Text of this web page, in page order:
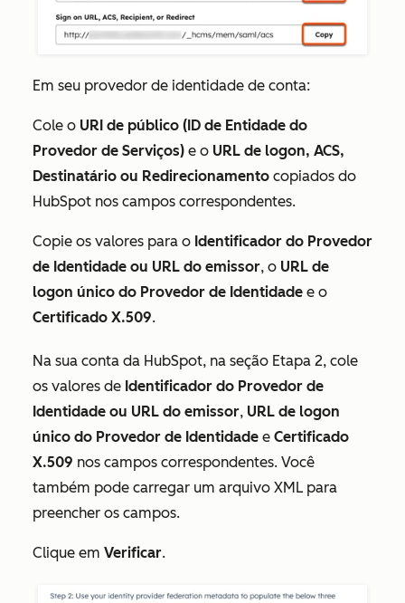
Em seu provedor de identidade de conta:
Cole o URI de público (ID de Entidade do
Provedor de Serviços) e o URL de logon, ACS,
Destinatário ou Redirecionamento copiados do
HubSpot nos campos correspondentes.
Copie os valores para o Identificador do Provedor
de Identidade ou URL do emissor, o URL de
logon único do Provedor de Identidade e o
Certificado X.509.
Na sua conta da HubSpot, na seção Etapa 2, cole
os valores de Identificador do Provedor de
Identidade ou URL do emissor, URL de logon
único do Provedor de Identidade e Certificado
X.509 nos campos correspondentes. Você
também pode carregar um arquivo XML para
preencher os campos.
Clique em Verificar.